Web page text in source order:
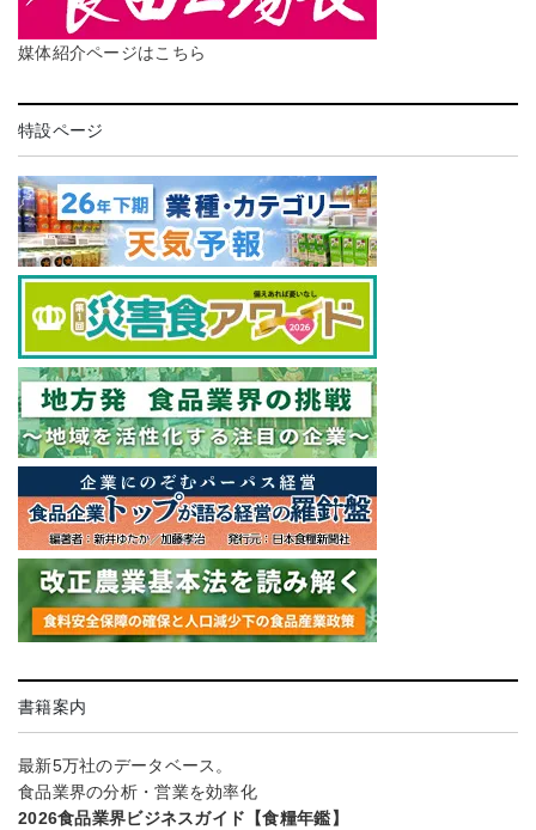
媒体紹介ページはこちら
特設ページ
書籍案内
最新5万社のデータベース。
食品業界の分析・営業を効率化
2026食品業界ビジネスガイド【食糧年鑑】